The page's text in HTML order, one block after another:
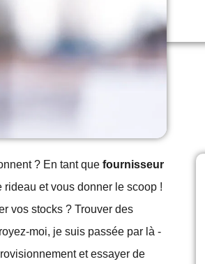
? En tant quefournisseur
et vous donner le scoop !
vos stocks ? Trouver des
moi, je suis passée par là -
et essayer de